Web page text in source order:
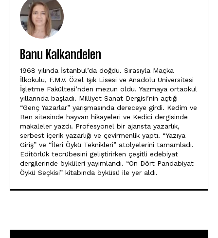
Banu Kalkandelen
1968 yılında İstanbul’da doğdu. Sırasıyla Maçka
İlkokulu, F.M.V. Özel Işık Lisesi ve Anadolu Üniversitesi
İşletme Fakültesi’nden mezun oldu. Yazmaya ortaokul
yıllarında başladı. Milliyet Sanat Dergisi’nin açtığı
“Genç Yazarlar” yarışmasında dereceye girdi. Kedim ve
Ben sitesinde hayvan hikayeleri ve Kedici dergisinde
makaleler yazdı. Profesyonel bir ajansta yazarlık,
serbest içerik yazarlığı ve çevirmenlik yaptı. “Yazıya
Giriş” ve “İleri Öykü Teknikleri” atölyelerini tamamladı.
Editörlük tecrübesini geliştirirken çeşitli edebiyat
dergilerinde öyküleri yayımlandı. “On Dört Pandabiyat
Öykü Seçkisi” kitabında öyküsü ile yer aldı.